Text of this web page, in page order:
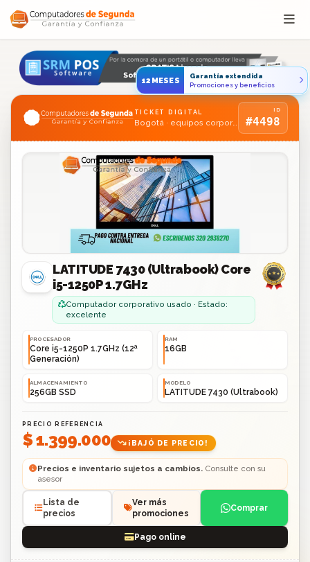
Saltar al contenido
TICKET DIGITAL
Bogotá · equipos corporativos usados
ID
#4498
LATITUDE 7430 (Ultrabook) Core
i5-1250P 1.7GHz
Computador corporativo usado · Estado:
excelente
PROCESADOR
Core i5-1250P 1.7GHz (12ª
Generación)
RAM
16GB
ALMACENAMIENTO
256GB SSD
MODELO
LATITUDE 7430 (Ultrabook)
PRECIO REFERENCIA
$ 1.399.000 ¡BAJÓ DE PRECIO!
Precios e inventario sujetos a cambios.Consulte con su
asesor
Lista de
precios
Ver más
promociones
Comprar
Pago online
12MESES
Garantía extendida
Promociones y beneficios